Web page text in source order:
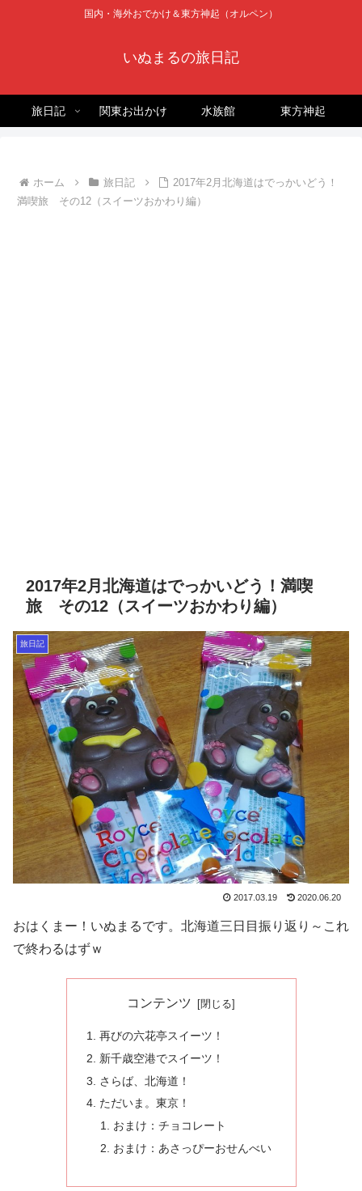
国内・海外おでかけ＆東方神起（オルペン）
いぬまるの旅日記
旅日記 関東お出かけ 水族館 東方神起
ホーム 旅日記
2017年2月北海道はでっかいどう！
満喫旅 その12（スイーツおかわり編）
2017年2月北海道はでっかいどう！満喫
旅 その12（スイーツおかわり編）
旅日記
2017.03.19 2020.06.20
おはくまー！いぬまるです。北海道三日目振り返り～これ
で終わるはずｗ
コンテンツ
再びの六花亭スイーツ！
新千歳空港でスイーツ！
さらば、北海道！
ただいま。東京！
おまけ：チョコレート
おまけ：あさっぴーおせんべい